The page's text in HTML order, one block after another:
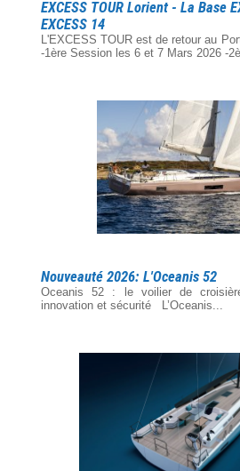
EXCESS TOUR Lorient - La Base
EXCESS 14
L'EXCESS TOUR est de retour au
-1ère Session les 6 et 7 Mars 2026 -
Nouveauté 2026: L'Oceanis 52
Oceanis 52 : le voilier de
innovation et sécurité L’Oceanis...